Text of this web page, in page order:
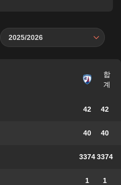
2025/2026
합
계
42 42
40 40
33743374
1 1